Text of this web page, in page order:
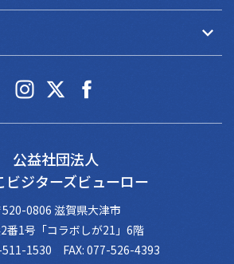
keyboard_arrow_down
公益社団法人
ビジターズビューロー
520-0806 滋賀県大津市
番1号「コラボしが21」6階
511-1530 FAX: 077-526-4393